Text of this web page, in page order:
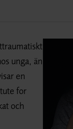
unga, än
en
for
och